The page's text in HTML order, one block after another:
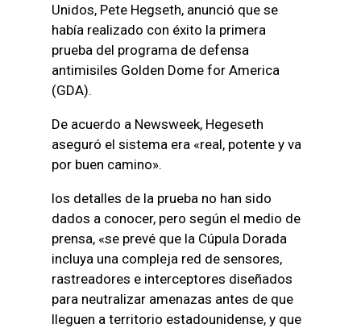
Unidos, Pete Hegseth, anunció que se
había realizado con éxito la primera
prueba del programa de defensa
antimisiles Golden Dome for America
(GDA).
De acuerdo a Newsweek, Hegeseth
aseguró el sistema era «real, potente y va
por buen camino».
los detalles de la prueba no han sido
dados a conocer, pero según el medio de
prensa, «se prevé que la Cúpula Dorada
incluya una compleja red de sensores,
rastreadores e interceptores diseñados
para neutralizar amenazas antes de que
lleguen a territorio estadounidense, y que